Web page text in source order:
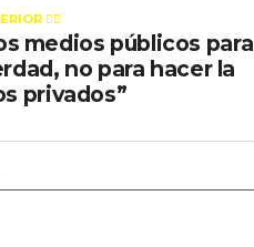
👉🏻
medios públicos para
no para hacer la
privados”